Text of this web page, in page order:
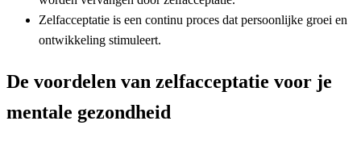
Zelfacceptatie is een continu proces dat persoonlijke groei en
ontwikkeling stimuleert.
De voordelen van zelfacceptatie voor je
mentale gezondheid